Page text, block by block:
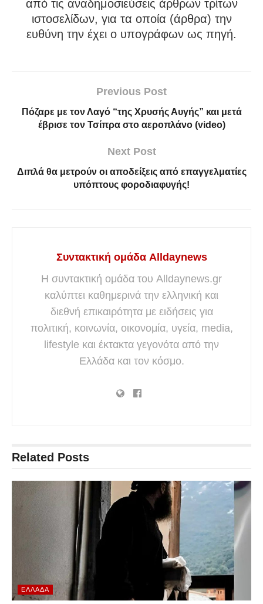
από τις αναδημοσιεύσεις άρθρων τρίτων
ιστοσελίδων, για τα οποία (άρθρα) την
ευθύνη την έχει ο υπογράφων ως πηγή.
Previous Post
Πόζαρε με τον Λαγό “της Χρυσής Αυγής” και μετά
έβρισε τον Τσίπρα στο αεροπλάνο (video)
Next Post
Διπλά θα μετρούν οι αποδείξεις από επαγγελματίες
υπόπτους φοροδιαφυγής!
Συντακτική ομάδα Alldaynews
Η συντακτική ομάδα του Alldaynews.gr
καλύπτει καθημερινά την ελληνική και
διεθνή επικαιρότητα με ειδήσεις για
πολιτική, κοινωνία, οικονομία, υγεία, media,
lifestyle και έκτακτα γεγονότα από την
Ελλάδα και τον κόσμο.
Related Posts
ΕΛΛΆΔΑ